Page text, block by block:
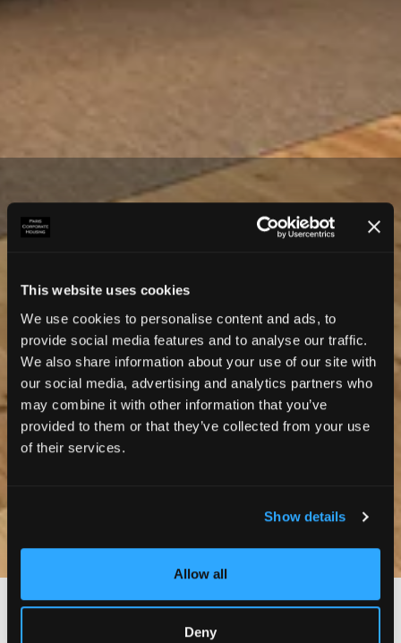
This website uses cookies
We use cookies to personalise content and ads, to
provide social media features and to analyse our traffic.
We also share information about your use of our site with
our social media, advertising and analytics partners who
may combine it with other information that you’ve
provided to them or that they’ve collected from your use
of their services.
Show details
Allow all
Deny